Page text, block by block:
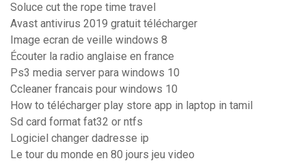
Soluce cut the rope time travel
Avast antivirus 2019 gratuit télécharger
Image ecran de veille windows 8
Écouter la radio anglaise en france
Ps3 media server para windows 10
Ccleaner francais pour windows 10
How to télécharger play store app in laptop in tamil
Sd card format fat32 or ntfs
Logiciel changer dadresse ip
Le tour du monde en 80 jours jeu video